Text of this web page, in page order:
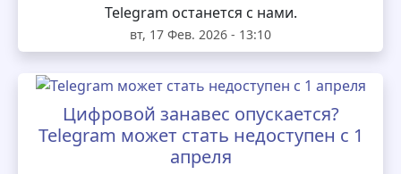
Telegram останется с нами.
вт, 17 Фев. 2026 - 13:10
Цифровой занавес опускается?
Telegram может стать недоступен с 1
апреля